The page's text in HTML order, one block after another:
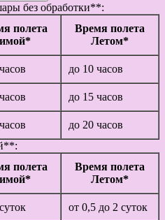
без обработки**:
полета
Время полета
Летом*
до 10 часов
до 15 часов
до 20 часов
полета
Время полета
Летом*
от 0,5 до 2 суток